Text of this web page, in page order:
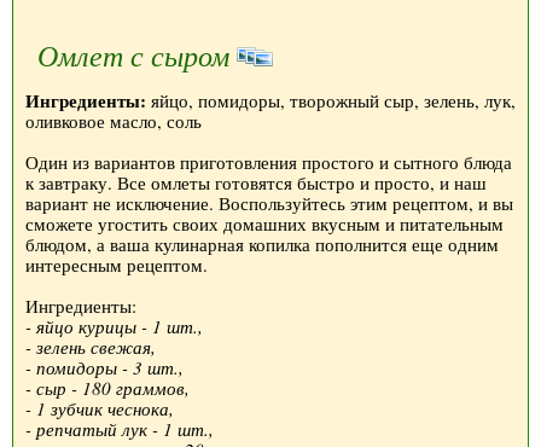
Омлет с сыром
Ингредиенты: яйцо, помидоры, творожный сыр, зелень, лук,
оливковое масло, соль
Один из вариантов приготовления простого и сытного блюда
к завтраку. Все омлеты готовятся быстро и просто, и наш
вариант не исключение. Воспользуйтесь этим рецептом, и вы
сможете угостить своих домашних вкусным и питательным
блюдом, а ваша кулинарная копилка пополнится еще одним
интересным рецептом.
Ингредиенты:
- яйцо курицы - 1 шт.,
- зелень свежая,
- помидоры - 3 шт.,
- сыр - 180 граммов,
- 1 зубчик чеснока,
- репчатый лук - 1 шт.,